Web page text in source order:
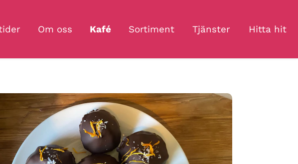
Om oss Kafé Sortiment Tjänster Hitta hit